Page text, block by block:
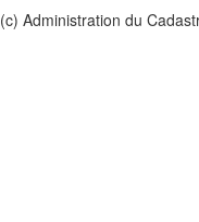
(c) Administration du